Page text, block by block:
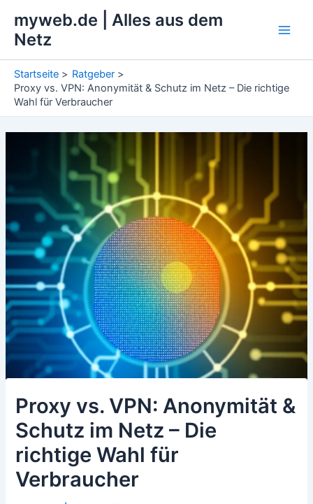
Inhalt
springen
myweb.de | Alles aus dem
Netz
Startseite
Ratgeber
Proxy vs. VPN: Anonymität & Schutz im Netz – Die richtige
Wahl für Verbraucher
Proxy vs. VPN: Anonymität &
Schutz im Netz – Die
richtige Wahl für
Verbraucher